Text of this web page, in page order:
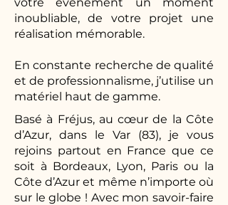
inoubliable, de votre projet une
réalisation mémorable.
En constante recherche de qualité
et de professionnalisme, j’utilise un
matériel haut de gamme.
Basé à Fréjus, au cœur de la Côte
d’Azur, dans le Var (83), je vous
rejoins partout en France que ce
soit à Bordeaux, Lyon, Paris ou la
Côte d’Azur et même n’importe où
sur le globe ! Avec mon savoir-faire